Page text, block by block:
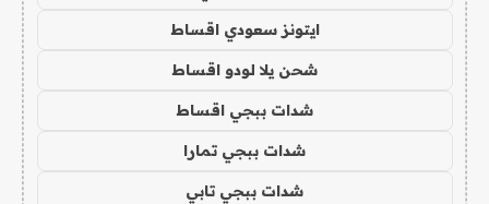
ايتونز سعودي اقساط
شحن يلا لودو اقساط
شدات ببجي اقساط
شدات ببجي تمارا
شدات ببجي تابي